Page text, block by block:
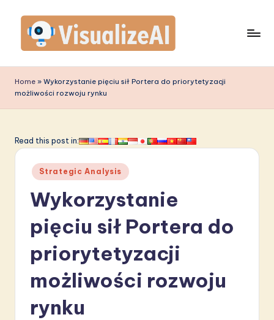
content
is
u
li
A
Home » Wykorzystanie pięciu sił Portera do priorytetyzacji
możliwości rozwoju rynku
Read this post in:
Posted
in
Strategic Analysis
Wykorzystanie
pięciu sił Portera do
priorytetyzacji
możliwości rozwoju
rynku